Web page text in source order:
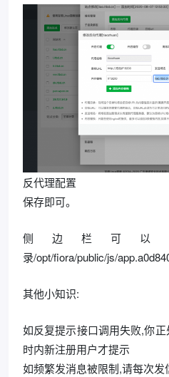
反代理配置
保存即可。
侧边栏可以
录/opt/fiora/public/js/
其他小知识:
如反复提示接口调用失败,你
时内新注册用户才提示
如频繁发消息被限制,请每次